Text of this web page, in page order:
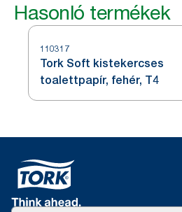
Hasonló termékek
110317
Tork Soft kistekercses
toalettpapír, fehér, T4